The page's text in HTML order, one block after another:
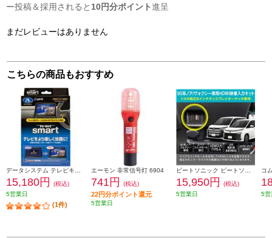
ー投稿＆採用されると 10円分ポイント進呈
まだレビューはありません
こちらの商品もおすすめ
15,180円
(税込)
5営業日
(1件)
エーモン 非常信号灯 6904
741円 (税込)
22円分ポイント還元
5営業日
15,950円
(税込)
5営業日
5営